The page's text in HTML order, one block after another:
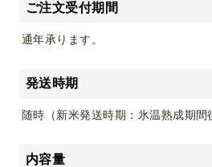
ご注文受付期間
通年承ります。
発送時期
随時（新米発送時期：氷温熟成期間
内容量